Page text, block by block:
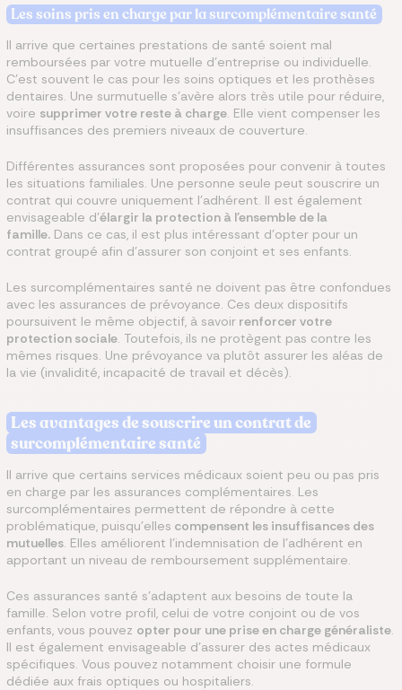
Les soins pris en charge par la surcomplémentaire santé
Il arrive que certaines prestations de santé soient mal
remboursées par votre mutuelle d'entreprise ou individuelle.
C'est souvent le cas pour les soins optiques et les prothèses
dentaires. Une surmutuelle s'avère alors très utile pour réduire,
voire supprimer votre reste à charge. Elle vient compenser les
insuffisances des premiers niveaux de couverture.
Différentes assurances sont proposées pour convenir à toutes
les situations familiales. Une personne seule peut souscrire un
contrat qui couvre uniquement l'adhérent. Il est également
envisageable d'élargir la protection à l'ensemble de la
famille. Dans ce cas, il est plus intéressant d'opter pour un
contrat groupé afin d'assurer son conjoint et ses enfants.
Les surcomplémentaires santé ne doivent pas être confondues
avec les assurances de prévoyance. Ces deux dispositifs
poursuivent le même objectif, à savoir renforcer votre
protection sociale. Toutefois, ils ne protègent pas contre les
mêmes risques. Une prévoyance va plutôt assurer les aléas de
la vie (invalidité, incapacité de travail et décès).
Les avantages de souscrire un contrat de
surcomplémentaire santé
Il arrive que certains services médicaux soient peu ou pas pris
en charge par les assurances complémentaires. Les
surcomplémentaires permettent de répondre à cette
problématique, puisqu'elles compensent les insuffisances des
mutuelles. Elles améliorent l'indemnisation de l'adhérent en
apportant un niveau de remboursement supplémentaire.
Ces assurances santé s'adaptent aux besoins de toute la
famille. Selon votre profil, celui de votre conjoint ou de vos
enfants, vous pouvez opter pour une prise en charge généraliste.
Il est également envisageable d'assurer des actes médicaux
spécifiques. Vous pouvez notamment choisir une formule
dédiée aux frais optiques ou hospitaliers.